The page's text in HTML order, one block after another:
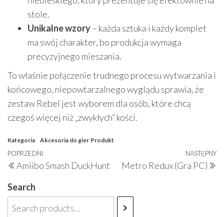
stole.
Unikalne wzory– każda sztuka i każdy komplet
ma swój charakter, bo produkcja wymaga
precyzyjnego mieszania.
To właśnie połączenie trudnego procesu wytwarzania i
końcowego, niepowtarzalnego wyglądu sprawia, że
zestaw Rebel jest wyborem dla osób, które chcą
czegoś więcej niż „zwykłych” kości.
Kategoria Akcesoria do gier Produkt
Nawigacja
wpisu
Poprzedni
wpis
POPRZEDNI
Amiibo Smash DuckHunt
NASTĘPNY
Metro Redux (Gra PC)
Search